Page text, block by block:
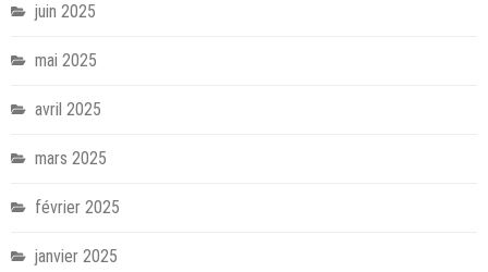
juin 2025
mai 2025
avril 2025
mars 2025
février 2025
janvier 2025